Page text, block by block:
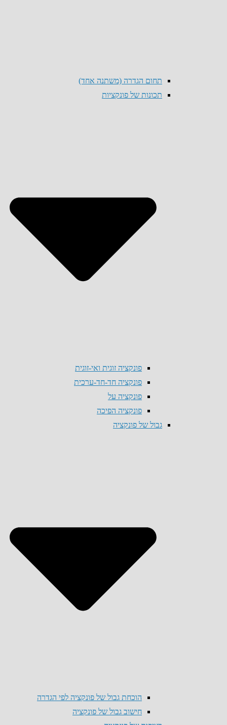
תחום הגדרה (משתנה אחד)
תכונות של פונקציות
פונקציה זוגית ואי-זוגית
פונקציה חד-חד-ערכית
פונקציה על
פונקציה הפיכה
גבול של פונקציה
הוכחת גבול של פונקציה לפי הגדרה
חישוב גבול של פונקציה